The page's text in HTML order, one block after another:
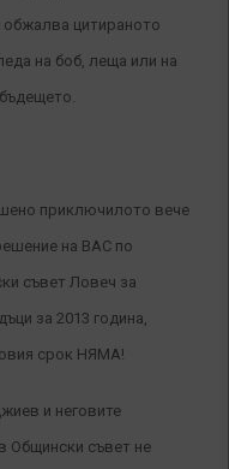
цитираното
на боб, леща или на
приключилото вече
на ВАС по
съвет Ловеч за
за 2013 година,
срок НЯМА!
и неговите
Общински съвет не